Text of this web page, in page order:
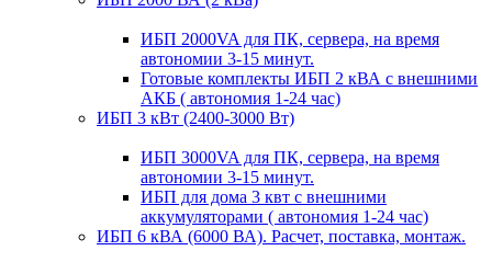
ИБП 2000VA для ПК, сервера, на время
автономии 3-15 минут.
Готовые комплекты ИБП 2 кВА с внешними
АКБ ( автономия 1-24 час)
ИБП 3 кВт (2400-3000 Вт)
ИБП 3000VA для ПК, сервера, на время
автономии 3-15 минут.
ИБП для дома 3 квт с внешними
аккумуляторами ( автономия 1-24 час)
ИБП 6 кВА (6000 ВА). Расчет, поставка, монтаж.